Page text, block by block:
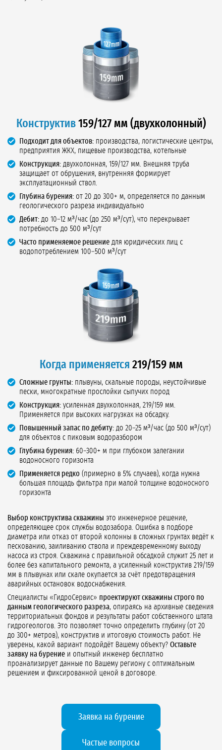
Конструктив159/127 мм (двухколонный)
Подходит для объектов: производства, логистические центры,
предприятия ЖКХ, пищевые производства, котельные
Конструкция: двухколонная, 159/127 мм. Внешняя труба
защищает от обрушения, внутренняя формирует
эксплуатационный ствол.
Глубина бурения: от 20 до 300+ м, определяется по данным
геологического разреза индивидуально
Дебит: до 10–12 м³/час (до 250 м³/сут), что перекрывает
потребность до 500 м³/сут
Часто применяемое решение для юридических лиц с
водопотреблением 100–500 м³/сут
Когда применяется 219/159 мм
Сложные грунты: плывуны, скальные породы, неустойчивые
пески, многократные прослойки сыпучих пород
Конструкция: усиленная двухколонная, 219/159 мм.
Применяется при высоких нагрузках на обсадку.
Повышенный запас по дебиту: до 20–25 м³/час (до 500 м³/сут)
для объектов с пиковым водоразбором
Глубина бурения: 60–300+ м при глубоком залегании
водоносного горизонта
Применяется редко (примерно в 5% случаев), когда нужна
большая площадь фильтра при малой толщине водоносного
горизонта
Выбор конструктива скважины это инженерное решение,
определяющее срок службы водозабора. Ошибка в подборе
диаметра или отказ от второй колонны в сложных грунтах ведёт к
пескованию, заиливанию ствола и преждевременному выходу
насоса из строя. Скважина с правильной обсадкой служит 25 лет и
более без капитального ремонта, а усиленный конструктив 219/159
мм в плывунах или скале окупается за счёт предотвращения
аварийных остановок водоснабжения.
Специалисты «ГидроСервис» проектируют скважины строго по
данным геологического разреза, опираясь на архивные сведения
территориальных фондов и результаты работ собственного штата
гидрогеологов. Это позволяет точно определить глубину (от 20
до 300+ метров), конструктив и итоговую стоимость работ. Не
уверены, какой вариант подойдёт Вашему объекту? Оставьте
заявку на бурение и опытный инженер бесплатно
проанализирует данные по Вашему региону с оптимальным
решением и фиксированной ценой в договоре.
Заявка на бурение
Частые вопросы